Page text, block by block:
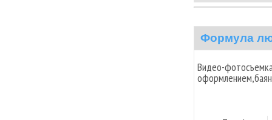
Формула
Видео-